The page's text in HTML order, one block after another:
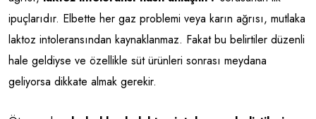
ipuçlarıdır. Elbette her gaz problemi veya karın ağrısı, mutlaka
laktoz intoleransından kaynaklanmaz. Fakat bu belirtiler düzenli
hale geldiyse ve özellikle süt ürünleri sonrası meydana
geliyorsa dikkate almak gerekir.